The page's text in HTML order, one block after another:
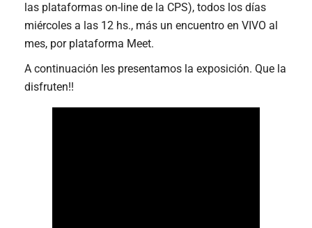
las plataformas on-line de la CPS), todos los días
miércoles a las 12 hs., más un encuentro en VIVO al
mes, por plataforma Meet.
A continuación les presentamos la exposición. Que la
disfruten!!